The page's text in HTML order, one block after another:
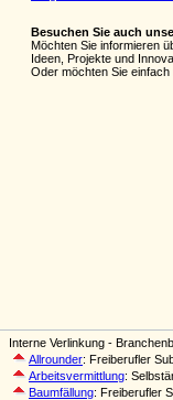
Besuchen Sie auch
Möchten Sie informieren
Ideen, Projekte und
Oder möchten Sie
Interne Verlinkung -
Allrounder: Freiberufler
Arbeitsvermittlung:
Baumfällung: Freiberufler